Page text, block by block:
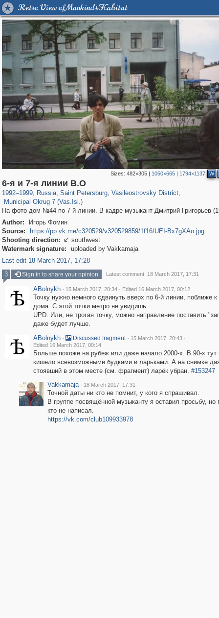
Retro View of Mankind's Habitat
Sizes: 482×305| 1050×665| 1794×1137 W
6-я и 7-я линии В.О
1992–1999, Russia
1,406,840
, Saint Petersburg
197,173 5,709
, Vasileostrovsky District,
Municipal Okrug 7 (Vas.Isl.)
9,184 456
На фото дом №44 по 7-й линии. В кадре музыкант Дмитрий Григорьев
Author:
Игорь Фомин
Source:
https://pp.vk.me/c320529/v320529859/1f16/UEI-Bx7gXAo.jpg
Shooting direction:  southwest
Watermark signature:
uploaded by Vakkamaja
Last edit 18 March 2017, 17:28
3
Sign in to share your opinion Latest comment: 18 March 2017, 17:31
ABolnykh · 15 March 2017, 20:34 · Edited 16 March 2017, 00:12
Точку нужно немного сдвинуть вверх по 6-й линии, поближе к
дома. С этой точки метро не увидишь.
UPD. Или, не трогая точку, можно направление поставить
даже будет лучше.
ABolnykh · Discussed fragment · 15 March 2017, 20:43 ·
Edited 16 March 2017, 00:14
Больше похоже на рубеж или даже начало 2000-х. В 90-х
кишело всевозможными будками и ларьками. А на снимке
стоявший в этом месте (см. фрагмент) ларёк убран. #153247
Vakkamaja · 18 March 2017, 17:31
Точной даты ни кто не помнит, у кого я спрашивал.
В группе посвящённой музыканту я оставил просьбу, но
кто не написал.
https://vk.com/club109933978